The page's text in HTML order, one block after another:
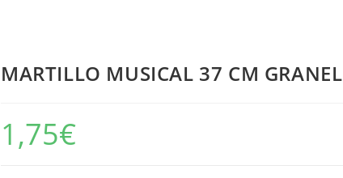
MARTILLO MUSICAL 37 CM GRANEL
1,75€